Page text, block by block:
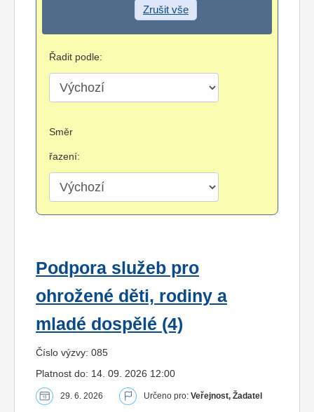
Zrušit vše
Řadit podle:
Směr
řazení:
Podpora služeb pro
ohrožené děti, rodiny a
mladé dospělé (4)
Číslo výzvy: 085
Platnost do: 14. 09. 2026 12:00
29. 6. 2026 Určeno pro: Veřejnost, Žadatel